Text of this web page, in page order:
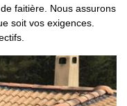
faitière. Nous assurons
soit vos exigences.